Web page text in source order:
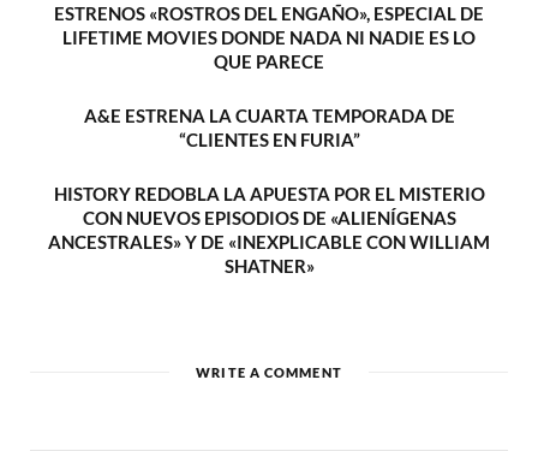
ESTRENOS «ROSTROS DEL ENGAÑO», ESPECIAL DE
LIFETIME MOVIES DONDE NADA NI NADIE ES LO
QUE PARECE
A&E ESTRENA LA CUARTA TEMPORADA DE
“CLIENTES EN FURIA”
HISTORY REDOBLA LA APUESTA POR EL MISTERIO
CON NUEVOS EPISODIOS DE «ALIENÍGENAS
ANCESTRALES» Y DE «INEXPLICABLE CON WILLIAM
SHATNER»
WRITE A COMMENT